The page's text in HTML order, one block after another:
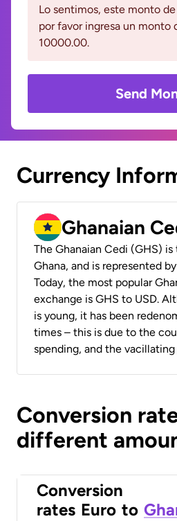
Lo sentimos, este monto
por favor ingresa un monto
10000.00.
Send
Currency
Ghanaian
The Ghanaian Cedi (GHS)
Ghana, and is represented
Today, the most popular
exchange is GHS to USD.
is young, it has been
times – this is due to the
spending, and the
Conversion
different
Conversion
rates Euro to